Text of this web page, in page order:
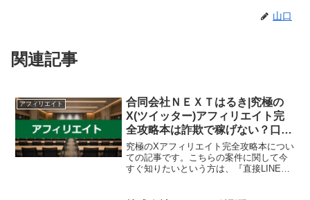
山口
関連記事
アフィリエイト
合同会社ＮＥＸＴはるき|究極の
X(ツイッター)アフィリエイト完
全攻略本は詐欺で稼げない？口コ
ミや評判を徹底調査しました！
究極のXアフィリエイト完全攻略本につい
ての記事です。こちらの案件に関して今
すぐ知りたいという方は、『直接LINEで